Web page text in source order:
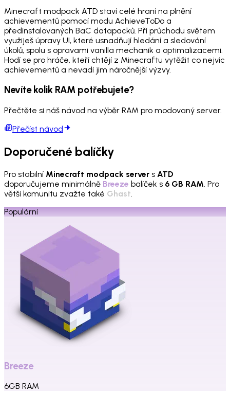
Minecraft modpack ATD staví celé hraní na plnění
achievementů pomocí modu AchieveToDo a
předinstalovaných BaC datapacků. Při průchodu světem
využiješ úpravy UI, které usnadňují hledání a sledování
úkolů, spolu s opravami vanilla mechanik a optimalizacemi.
Hodí se pro hráče, kteří chtějí z Minecraftu vytěžit co nejvíc
achievementů a nevadí jim náročnější výzvy.
Nevíte kolik RAM potřebujete?
Přečtěte si náš návod na výběr RAM pro modovaný server.
Přečíst návod
Doporučené balíčky
Pro stabilní Minecraft modpack server s ATD
doporučujeme minimálně Breeze balíček s 6 GB RAM. Pro
větší komunitu zvažte také Ghast.
Populární
Breeze
6GB RAM